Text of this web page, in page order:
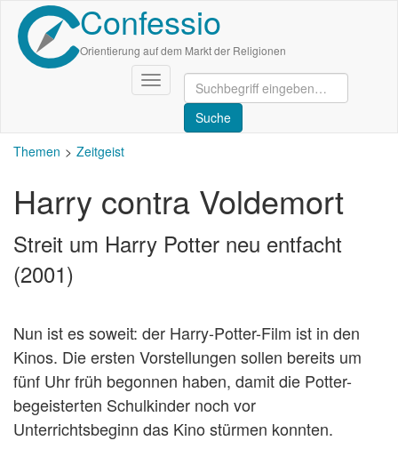
Direkt
zum
Inhalt
Confessio
Orientierung auf dem Markt der Religionen
Navigation
aktivieren/deaktivieren
Themen Zeitgeist
Harry contra Voldemort
Streit um Harry Potter neu entfacht
(2001)
Nun ist es soweit: der Harry-Potter-Film ist in den
Kinos. Die ersten Vorstellungen sollen bereits um
fünf Uhr früh begonnen haben, damit die Potter-
begeisterten Schulkinder noch vor
Unterrichtsbeginn das Kino stürmen konnten.